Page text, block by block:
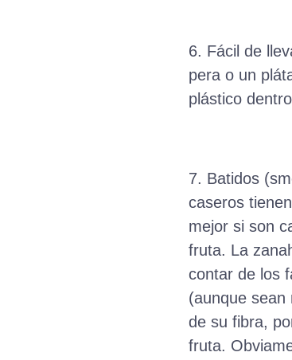
6. Fácil de
pera o un
plástico
7. Batidos
caseros
mejor si son
fruta. La
contar de los
(aunque
de su fibra,
fruta.